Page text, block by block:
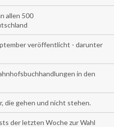
allen 500
veröffentlicht - darunter
in den
die gehen und nicht stehen.
der letzten Woche zur Wahl